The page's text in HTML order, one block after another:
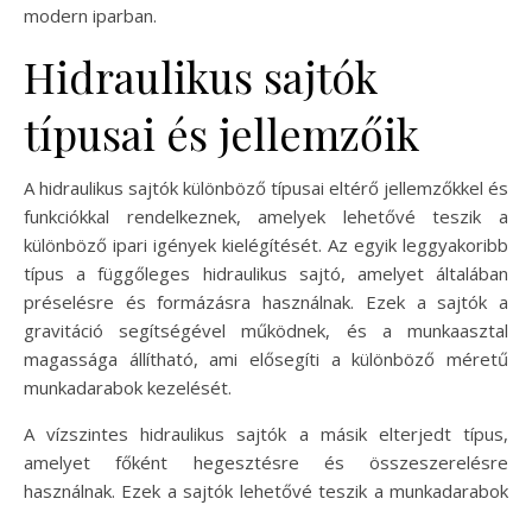
modern iparban.
Hidraulikus sajtók
típusai és jellemzőik
A hidraulikus sajtók különböző típusai eltérő jellemzőkkel és
funkciókkal rendelkeznek, amelyek lehetővé teszik a
különböző ipari igények kielégítését. Az egyik leggyakoribb
típus a függőleges hidraulikus sajtó, amelyet általában
préselésre és formázásra használnak. Ezek a sajtók a
gravitáció segítségével működnek, és a munkaasztal
magassága állítható, ami elősegíti a különböző méretű
munkadarabok kezelését.
A vízszintes hidraulikus sajtók a másik elterjedt típus,
amelyet főként hegesztésre és összeszerelésre
használnak. Ezek a sajtók lehetővé teszik a munkadarabok